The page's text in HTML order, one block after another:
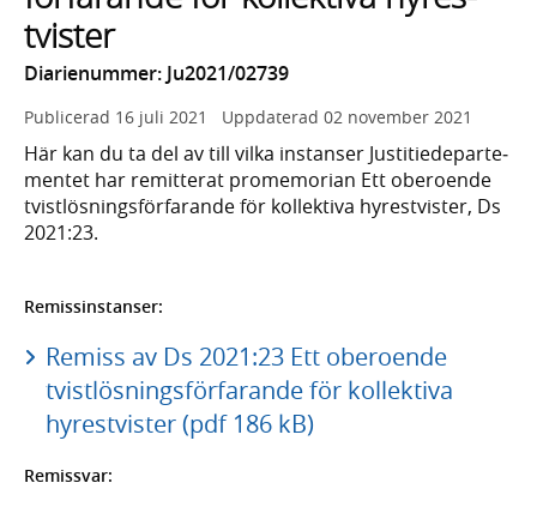
tvister
Diarienummer: Ju2021/02739
Publicerad 16 juli 2021 Uppdaterad 02 november 2021
Här kan du ta del av till vilka instanser Justitie­departe­
mentet har remitterat prome­morian Ett oberoende
tvist­lösnings­förfarande för kollek­tiva hyres­tvister, Ds
2021:23.
Remissinstanser:
Remiss av Ds 2021:23 Ett oberoende
tvistlösningsförfarande för kollektiva
hyrestvister (pdf 186 kB)
Remissvar: